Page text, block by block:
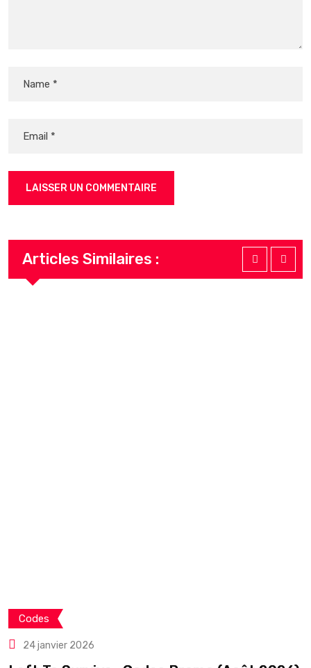
Articles Similaires :
Codes
24 janvier 2026